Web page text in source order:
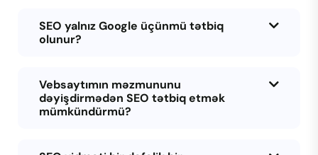
SEO yalnız Google üçünmü tətbiq
olunur?
Vebsaytımın məzmununu
dəyişdirmədən SEO tətbiq etmək
mümkündürmü?